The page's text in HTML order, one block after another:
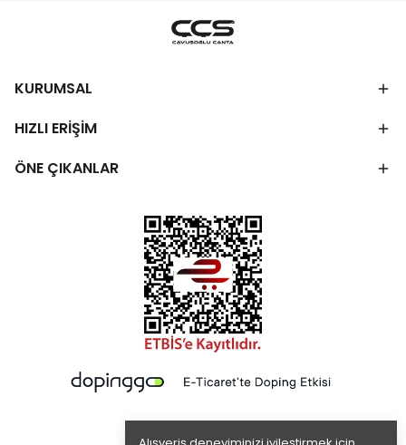
KURUMSAL
HIZLI ERİŞİM
ÖNE ÇIKANLAR